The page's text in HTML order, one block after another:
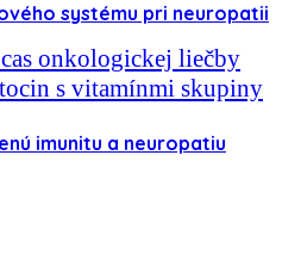
systému pri neuropatii
imunitu a neuropatiu